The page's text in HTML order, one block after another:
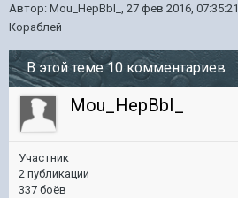
Автор: Mou_HepBbI_ , 27 фев 2016, 07:35:21
Кораблей
В этой теме 10 комментариев
Mou_HepBbI_
Участник
2 публикации
337 боёв